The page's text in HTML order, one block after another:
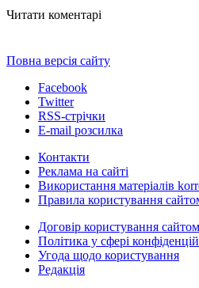
Читати коментарі
Повна версія сайту
Facebook
Twitter
RSS-стрічки
E-mail розсилка
Контакти
Реклама на сайті
Використання матеріалів
Правила користування
Договір користування сайтом
Політика у сфері
Угода щодо користування
Редакція